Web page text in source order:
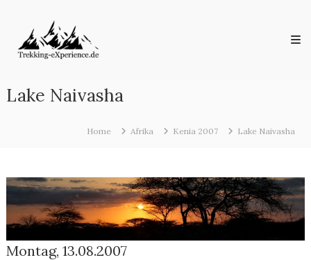
content
eXperience.de
Reiseberichte
aus
Welt
Lake Naivasha
Home Afrika Kenia 2007 Lake Naivasha
Montag, 13.08.2007